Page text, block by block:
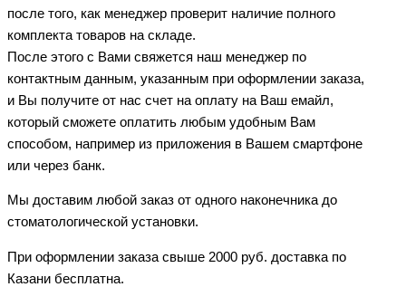
после того, как менеджер проверит наличие полного
комплекта товаров на складе.
После этого с Вами свяжется наш менеджер по
контактным данным, указанным при оформлении заказа,
и Вы получите от нас счет на оплату на Ваш емайл,
который сможете оплатить любым удобным Вам
способом, например из приложения в Вашем смартфоне
или через банк.
Мы доставим любой заказ от одного наконечника до
стоматологической установки.
При оформлении заказа свыше 2000 руб. доставка по
Казани бесплатна.